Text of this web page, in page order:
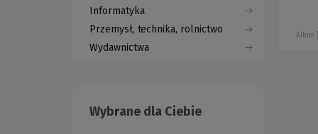
Informatyka
Przemysł, technika, rolnictwo
Wydawnictwa
Wybrane dla Ciebie
Albus